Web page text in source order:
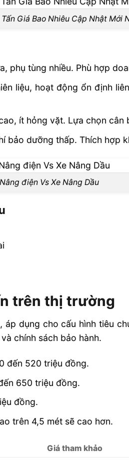
Giá Bao Nhiêu Cập Nhật Mới
phụ tùng nhiều. Phù hợp
liệu, hoạt động ổn định
ít hỏng vặt. Lựa chọn cân
bảo dưỡng thấp. Thích hợp
điện Vs Xe Nâng Dầu
trên thị trường
áp dụng cho cấu hình tiêu
chính sách bảo hành.
đến 520 triệu đồng.
650 triệu đồng.
đồng.
trên 4,5 mét sẽ cao hơn.
Giá tham khảo